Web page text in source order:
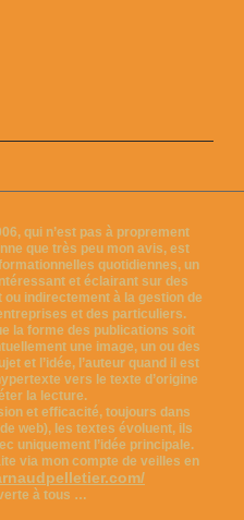
qui n’est pas à proprement
que très peu mon avis, est
quotidiennes, un
et éclairant sur des
indirectement à la gestion de
et des particuliers.
la forme des publications soit
une image, un ou des
et l’idée, l’auteur quand il est
vers le texte d’origine
la lecture.
et efficacité, toujours dans
web), les textes évoluent, ils
uniquement l’idée principale.
via mon compte de veilles en
à tous …